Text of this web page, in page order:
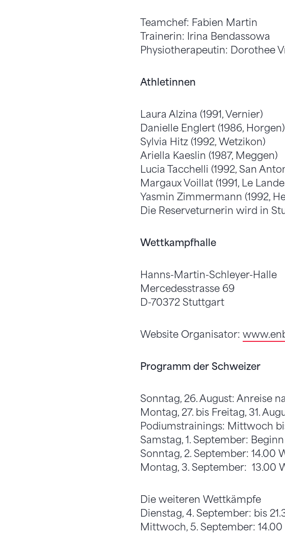
Teamchef: Fabien Martin
Trainerin: Irina Bendassowa
Physiotherapeutin: Dorothee
Athletinnen
Laura Alzina (1991, Vernier)
Danielle Englert (1986, Horgen)
Sylvia Hitz (1992, Wetzikon)
Ariella Kaeslin (1987, Meggen)
Lucia Tacchelli (1992, San
Margaux Voillat (1991, Le
Yasmin Zimmermann (1992,
Die Reserveturnerin wird in
Wettkampfhalle
Hanns-Martin-Schleyer-Halle
Mercedesstrasse 69
D-70372 Stuttgart
Website Organisator:
Programm der Schweizer
Sonntag, 26. August: Anreise
Montag, 27. bis Freitag, 31.
Podiumstrainings: Mittwoch
Samstag, 1. September:
Sonntag, 2. September: 14.00
Montag, 3. September: 13.00
Die weiteren Wettkämpfe
Dienstag, 4. September: bis
Mittwoch, 5. September: